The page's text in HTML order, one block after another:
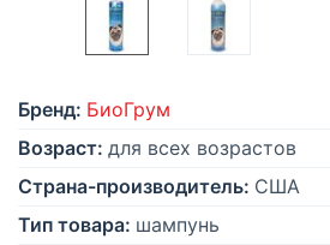
Бренд: БиоГрум
Возраст: для всех возрастов
Страна-производитель: США
Тип товара: шампунь